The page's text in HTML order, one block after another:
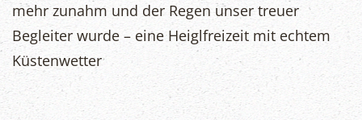
mehr zunahm und der Regen unser treuer
Begleiter wurde – eine Heiglfreizeit mit echtem
Küstenwetter